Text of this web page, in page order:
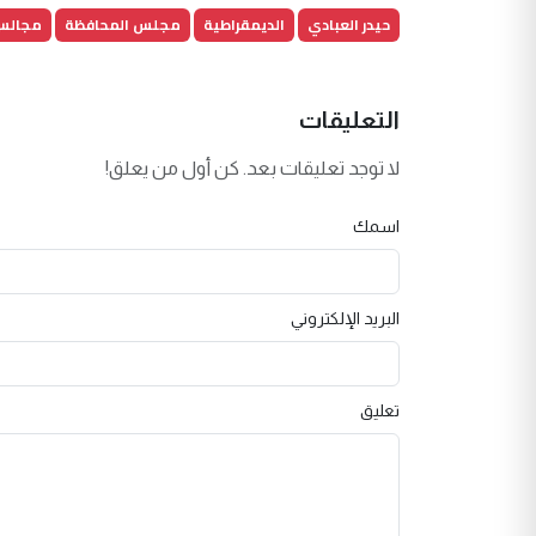
حيدر العبادي الديمقراطية مجلس المحافظة
التعليقات
لا توجد تعليقات بعد. كن أول من يعلق!
اسمك
البريد الإلكتروني
تعليق